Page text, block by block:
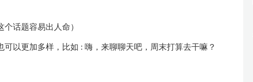
话题容易出人命）
以更加多样，比如 : 嗨，来聊聊天吧，周末打算去干嘛？